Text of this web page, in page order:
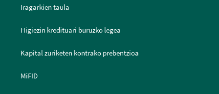
Iragarkien taula
Higiezin kredituari buruzko legea
Kapital zuriketen kontrako prebentzioa
MiFID